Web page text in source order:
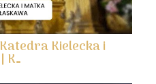
Katedra Kielecka i
K…